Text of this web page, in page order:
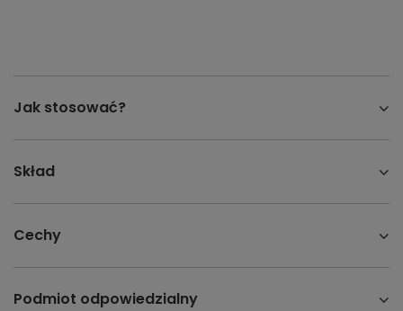
Jak stosować?
Skład
Cechy
Podmiot odpowiedzialny